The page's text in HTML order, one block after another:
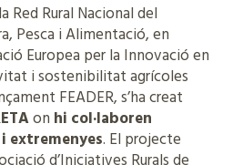
Red Rural Nacional del
Pesca i Alimentació, en
Europea per la Innovació en
i sostenibilitat agrícoles
FEADER, s’ha creat
on hi col·laboren
extremenyes. El projecte